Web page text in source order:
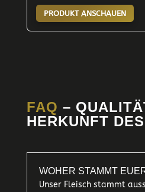
PRODUKT ANSCHAUEN
FAQ –
HERKUNFT
WOHER STAMMT
Unser Fleisch stammt